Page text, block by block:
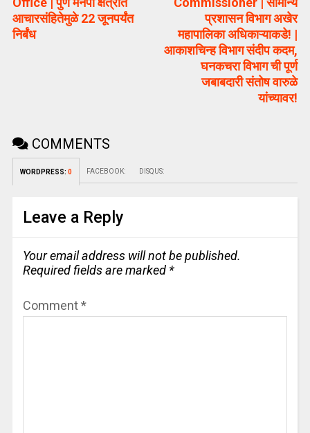
आचारसंहितेमुळे 22 जूनपर्यंत
निर्बंध
प्रशासन विभाग अखेर
महापालिका अधिकाऱ्याकडे! |
आकाशचिन्ह विभाग संदीप कदम,
घनकचरा विभाग ची पूर्ण
जबाबदारी संतोष वारुळे
यांच्यावर!
COMMENTS
WORDPRESS: 0 FACEBOOK: DISQUS:
Leave a Reply
Your email address will not be published.
Required fields are marked *
Comment*